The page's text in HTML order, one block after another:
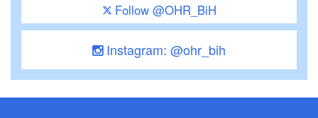
Follow @OHR_BiH
Instagram: @ohr_bih